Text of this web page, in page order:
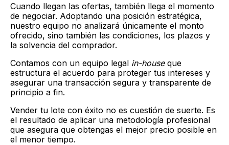
Cuando llegan las ofertas, también llega el momento
de negociar. Adoptando una posición estratégica,
nuestro equipo no analizará únicamente el monto
ofrecido, sino también las condiciones, los plazos y
la solvencia del comprador.
Contamos con un equipo legal in-houseque
estructura el acuerdo para proteger tus intereses y
asegurar una transacción segura y transparente de
principio a fin.
Vender tu lote con éxito no es cuestión de suerte. Es
el resultado de aplicar una metodología profesional
que asegura que obtengas el mejor precio posible en
el menor tiempo.